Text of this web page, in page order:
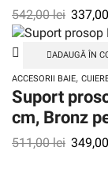
542,00lei 337,00
ADAUGĂ ÎN
ACCESORII BAIE,
Suport
cm, Bronz
511,00lei 349,00